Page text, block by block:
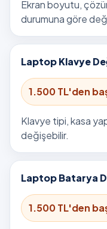
Ekran boyutu,
durumuna göre
Laptop Klavye
1.500 TL'den
Klavye tipi, kasa
değişebilir.
Laptop Batarya
1.500 TL'den